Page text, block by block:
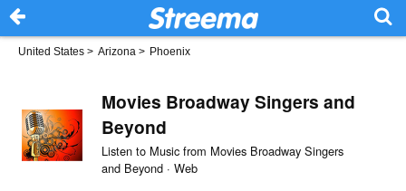
United States > Arizona > Phoenix
Movies Broadway Singers and
Beyond
Listen to Music from Movies Broadway Singers
and Beyond · Web